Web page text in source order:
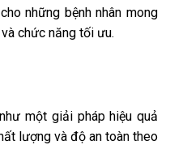
những bệnh nhân mong
chức năng tối ưu.
một giải pháp hiệu quả
lượng và độ an toàn theo